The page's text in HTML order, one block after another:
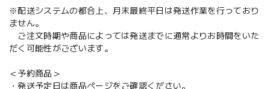
※配送システムの都合上、月末最終平日は発送作業を行っており
ません。
ご注文時期や商品によっては発送までに通常よりお時間をいた
だく可能性がございます。
＜予約商品＞
・発送予定日は商品ページをご確認ください。